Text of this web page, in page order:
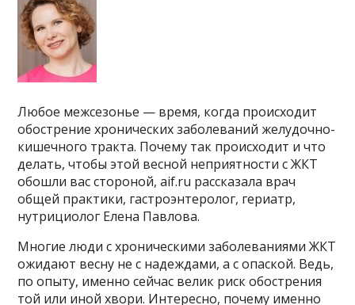
Любое межсезонье — время, когда происходит
обострение хронических заболеваний желудочно-
кишечного тракта. Почему так происходит и что
делать, чтобы этой весной неприятности с ЖКТ
обошли вас стороной, aif.ru рассказала врач
общей практики, гастроэнтеролог, гериатр,
нутрициолог Елена Павлова.
Многие люди с хроническими заболеваниями ЖКТ
ожидают весну не с надеждами, а с опаской. Ведь,
по опыту, именно сейчас велик риск обострения
той или иной хвори. Интересно, почему именно